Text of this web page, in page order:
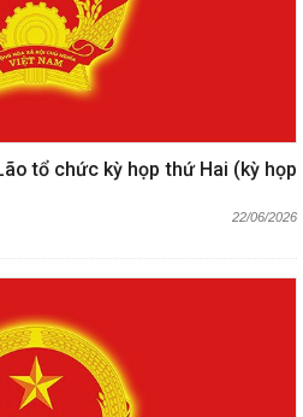
tổ chức kỳ họp thứ Hai (kỳ họp
22/06/2026